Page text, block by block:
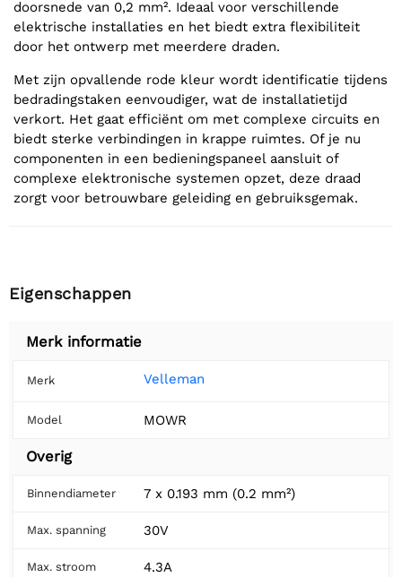
doorsnede van 0,2 mm². Ideaal voor verschillende
elektrische installaties en het biedt extra flexibiliteit
door het ontwerp met meerdere draden.
Met zijn opvallende rode kleur wordt identificatie tijdens
bedradingstaken eenvoudiger, wat de installatietijd
verkort. Het gaat efficiënt om met complexe circuits en
biedt sterke verbindingen in krappe ruimtes. Of je nu
componenten in een bedieningspaneel aansluit of
complexe elektronische systemen opzet, deze draad
zorgt voor betrouwbare geleiding en gebruiksgemak.
Eigenschappen
Merk informatie
Merk Velleman
Model MOWR
Overig
Binnendiameter 7 x 0.193 mm (0.2 mm²)
Max. spanning 30V
Max. stroom 4.3A